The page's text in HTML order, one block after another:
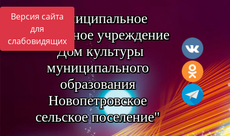
Версия сайта
для
слабовидящих
Муниципальное
бюджетное учреждение
"Дом культуры
муниципального
образования
Новопетровское
сельское поселение"